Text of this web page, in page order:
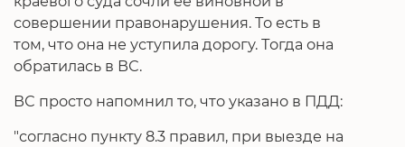
совершении правонарушения. То есть в
том, что она не уступила дорогу. Тогда она
обратилась в ВС.
ВС просто напомнил то, что указано в ПДД:
"согласно пункту 8.3 правил, при выезде на